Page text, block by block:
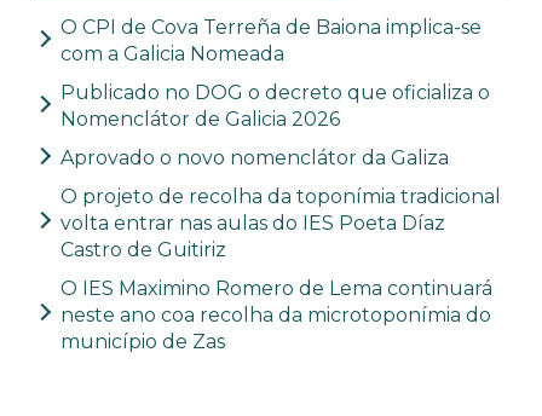
O CPI de Cova Terreña de Baiona implica-se
com a Galicia Nomeada
Publicado no DOG o decreto que oficializa o
Nomenclátor de Galicia 2026
Aprovado o novo nomenclátor da Galiza
O projeto de recolha da toponímia tradicional
volta entrar nas aulas do IES Poeta Díaz
Castro de Guitiriz
O IES Maximino Romero de Lema continuará
neste ano coa recolha da microtoponímia do
município de Zas